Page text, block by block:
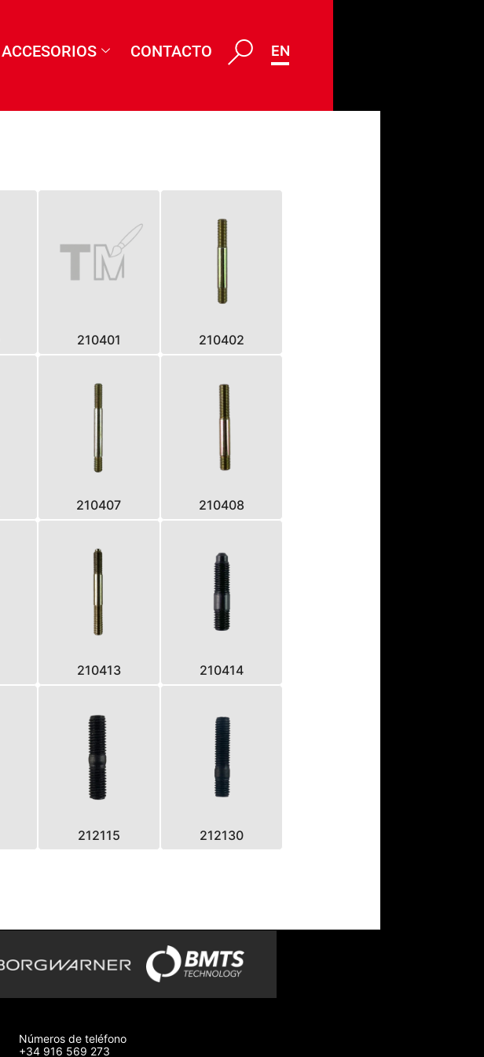
ACCESORIOS CONTACTO ENG
210401 210402
210407 210408
210413 210414
212115 212130
Números de teléfono
+34 916 569 273